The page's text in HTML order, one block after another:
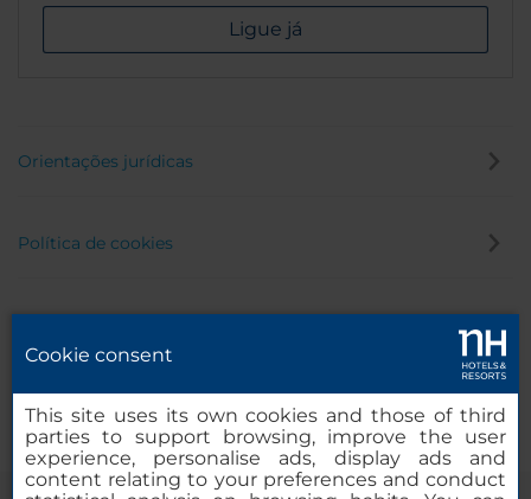
Ligue já
Orientações jurídicas
Política de cookies
Canal de denúncia
Cookie consent
This site uses its own cookies and those of third
parties to support browsing, improve the user
experience, personalise ads, display ads and
content relating to your preferences and conduct